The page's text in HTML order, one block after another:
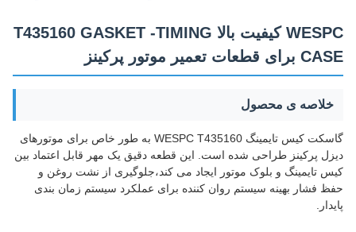
WESPC کیفیت بالا T435160 GASKET -TIMING
CASE برای قطعات تعمیر موتور پرکینز
خلاصه ی محصول
گاسکت کیس تایمینگ WESPC T435160 به طور خاص برای موتورهای
دیزل پرکینز طراحی شده است. این قطعه دقیق یک مهر قابل اعتماد بین
کیس تایمینگ و بلوک موتور ایجاد می کند،جلوگیری از نشت روغن و
حفظ فشار بهینه سیستم روان کننده برای عملکرد سیستم زمان بندی
پایدار.